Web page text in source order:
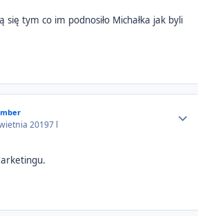
tym co im podnosiło Michałka jak byli
20197 l